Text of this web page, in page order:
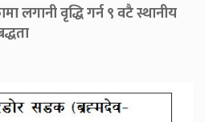
लगानी वृद्धि गर्न ९ वटै स्थानीय